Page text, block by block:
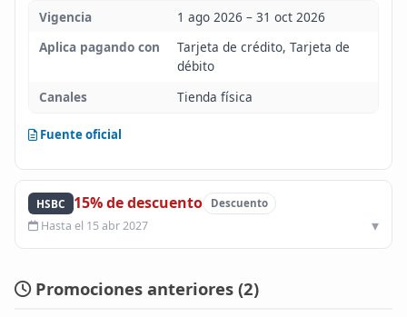
Vigencia
1 ago 2026 – 31 oct 2026
Aplica pagando con
Tarjeta de crédito, Tarjeta de
débito
Canales
Tienda física
Fuente oficial
HSBC 15% de descuento Descuento
Hasta el 15 abr 2027
Promociones anteriores (2)